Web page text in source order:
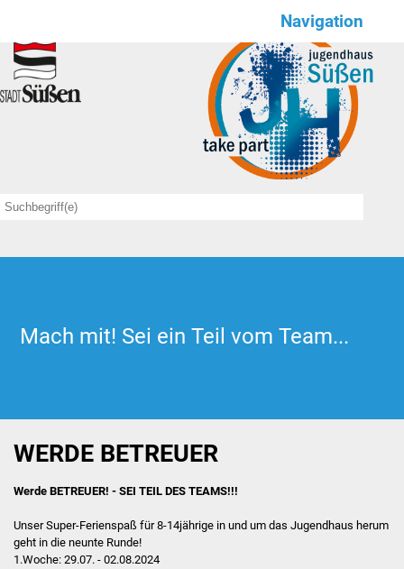
Navigation
Wir für euch
NEWS
Save the date
Beratung
Hilfebox
Schülerferienprogramm
Mach mit! Sei ein Teil vom Team...
WERDE BETREUER
Werde BETREUER! - SEI TEIL DES TEAMS!!!
Unser Super-Ferienspaß für 8-14jährige in und um das Jugendhaus herum
geht in die neunte Runde!
1.Woche: 29.07. - 02.08.2024